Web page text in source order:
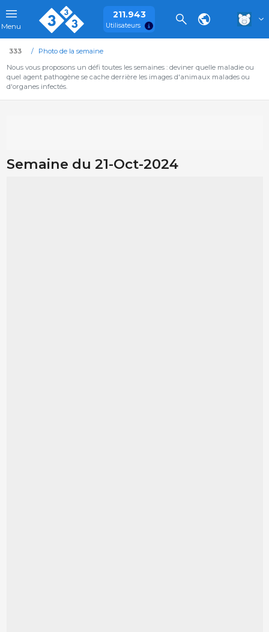
Menu
211.943
Utilisateurs
333
Photo de la semaine
Nous vous proposons un défi toutes les semaines : deviner quelle maladie ou
quel agent pathogène se cache derrière les images d'animaux malades ou
d'organes infectés.
Semaine du 21-Oct-2024